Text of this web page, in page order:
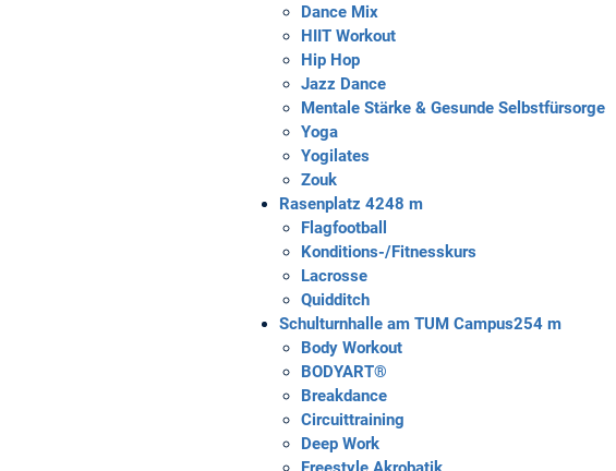
Dance Mix
HIIT Workout
Hip Hop
Jazz Dance
Mentale Stärke & Gesunde Selbstfürsorge
Yoga
Yogilates
Zouk
Rasenplatz 4248 m
Flagfootball
Konditions-/Fitnesskurs
Lacrosse
Quidditch
Schulturnhalle am TUM Campus254 m
Body Workout
BODYART®
Breakdance
Circuittraining
Deep Work